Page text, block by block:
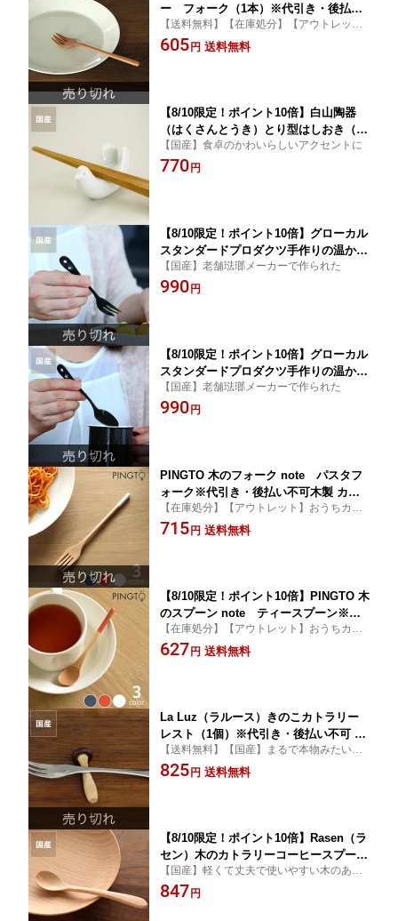
ー フォーク（1本）※代引き・後払い
不可 インテリア 新築祝い 引っ越し祝い
おしゃれ シンプル ナチュラル キッチン
【送料無料】【在庫処分】【アウトレッ
ト】木の素材感にほっこり使いやすいデザ
インで大活躍
605 円 送料無料
【8/10限定！ポイント10倍】白山陶器
（はくさんとうき）とり型はしおき（1
個）【箸置き 箸おき はし置き】【
波佐見焼 ／ はさみやき】 食器 キッ
【国産】食卓のかわいらしいアクセントに
770 円
【8/10限定！ポイント10倍】グローカル
スタンダードプロダクツ手作りの温かみ
感じる ホーローケーキフォーク ブラッ
ク※代引き・後払い不可 TSUBAME カ
【国産】老舗琺瑯メーカーで作られた
990 円
【8/10限定！ポイント10倍】グローカル
スタンダードプロダクツ手作りの温かみ
感じる ホーローコーヒースプーン ブラ
ック※代引き・後払い不可 TSUBAME
【国産】老舗琺瑯メーカーで作られた
990 円
PINGTO 木のフォーク note パスタフ
ォーク※代引き・後払い不可木製 カフ
ェ お洒落 テーブルウェア モダン シン
プル アウトドア ピクニック cafe
【在庫処分】【アウトレット】おうちカフ
ェのような木製カトラリー
715 円 送料無料
【8/10限定！ポイント10倍】PINGTO 木
のスプーン note ティースプーン※代
引き・後払い不可木製 カフェ お洒落※
キャンセル不可 テーブルウェア モダン
【在庫処分】【アウトレット】おうちカフ
ェのような木製カトラリー
627 円 送料無料
La Luz（ラルース）きのこカトラリー
レスト（1個）※代引き・後払い不可 ベ
ビー グッズ 子供 箸置き はし スプーン
フォーク ナイフ 木製 可愛い キッチン
【送料無料】【国産】まるで本物みたい！
コロンとした形が可愛い
825 円 送料無料
【8/10限定！ポイント10倍】Rasen（ラ
セン）木のカトラリーコーヒースプー
ン 白（1本）※代引き・後払い不可 木
のスプーン 食器 キッチングッズ 贈り物
【国産】軽くて丈夫で使いやすい木のあた
たかみたっぷりのカトラリー
847 円